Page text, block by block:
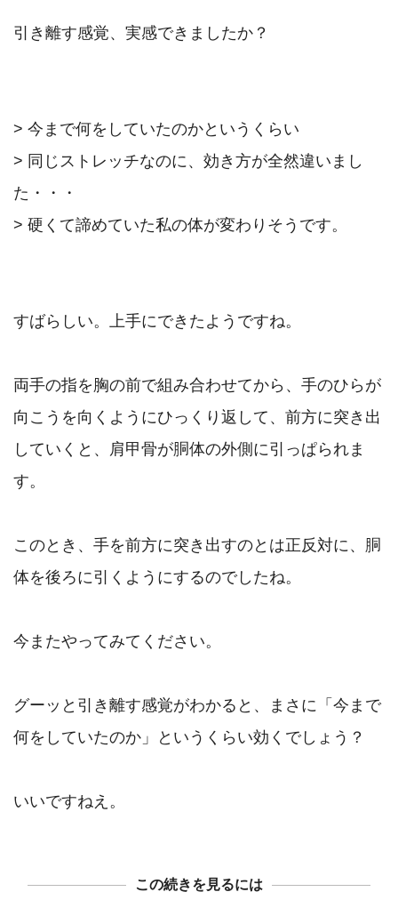
引き離す感覚、実感できましたか？
> 今まで何をしていたのかというくらい
> 同じストレッチなのに、効き方が全然違いまし
た・・・
> 硬くて諦めていた私の体が変わりそうです。
すばらしい。上手にできたようですね。
両手の指を胸の前で組み合わせてから、手のひらが
向こうを向くようにひっくり返して、前方に突き出
していくと、肩甲骨が胴体の外側に引っぱられま
す。
このとき、手を前方に突き出すのとは正反対に、胴
体を後ろに引くようにするのでしたね。
今またやってみてください。
グーッと引き離す感覚がわかると、まさに「今まで
何をしていたのか」というくらい効くでしょう？
この続きを見るには